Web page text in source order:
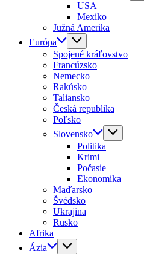
USA
Mexiko
Južná Amerika
Európa
Spojené kráľovstvo
Francúzsko
Nemecko
Rakúsko
Taliansko
Česká republika
Poľsko
Slovensko
Politika
Krimi
Počasie
Ekonomika
Maďarsko
Švédsko
Ukrajina
Rusko
Afrika
Ázia